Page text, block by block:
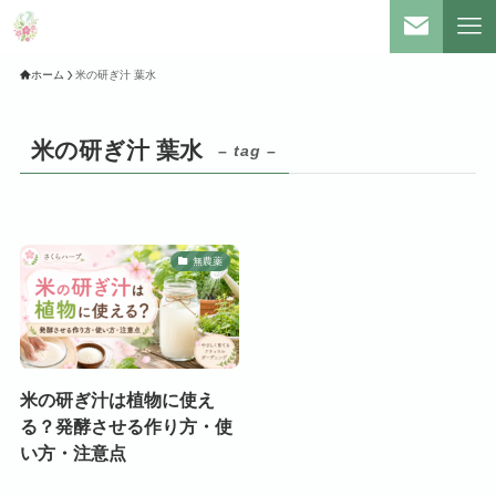
ホーム 米の研ぎ汁 葉水
米の研ぎ汁 葉水 – tag –
無農薬
米の研ぎ汁は植物に使え
る？発酵させる作り方・使
い方・注意点